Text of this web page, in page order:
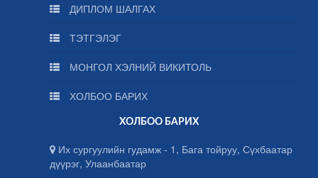
ДИПЛОМ ШАЛГАХ
ТЭТГЭЛЭГ
МОНГОЛ ХЭЛНИЙ ВИКИТОЛЬ
ХОЛБОО БАРИХ
ХОЛБОО БАРИХ
Их сургуулийн гудамж - 1, Бага тойруу, Сүхбаатар
дүүрэг, Улаанбаатар